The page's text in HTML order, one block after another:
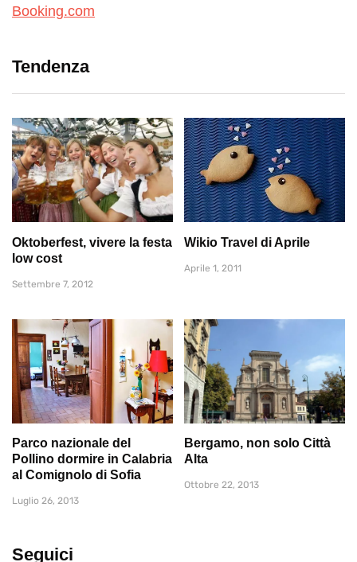
Booking.com
Tendenza
Oktoberfest, vivere la festa
low cost
Settembre 7, 2012
Wikio Travel di Aprile
Aprile 1, 2011
Parco nazionale del
Pollino dormire in Calabria
al Comignolo di Sofia
Luglio 26, 2013
Bergamo, non solo Città
Alta
Ottobre 22, 2013
Seguici